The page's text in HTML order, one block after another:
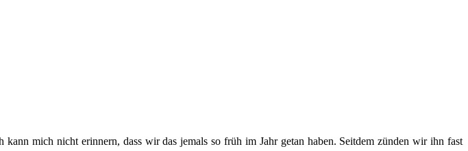
mich nicht erinnern, dass wir das jemals so früh im Jahr getan haben. Seitdem zünden wir ihn fast